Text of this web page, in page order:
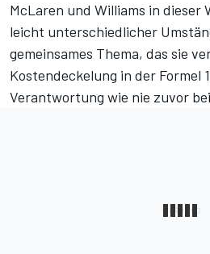
McLaren und Williams in dieser
leicht unterschiedlicher
gemeinsames Thema, das sie
Kostendeckelung in der Formel
Verantwortung wie nie zuvor